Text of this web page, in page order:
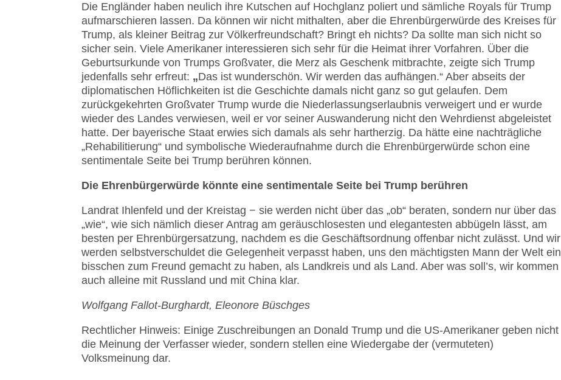
Die Engländer haben neulich ihre Kutschen auf Hochglanz poliert und sämliche Royals für Trump
auf­mar­schieren lassen. Da können wir nicht mithalten, aber die Ehren­bür­ger­würde des Kreises für
Trump, als klein­er Beitrag zur Völkerfreundschaft? Bringt eh nichts? Da sollte man sich nicht so
sicher sein. Viele Ame­rikaner interessieren sich sehr für die Heimat ihrer Vorfahren. Über die
Geburtsurkunde von Trumps Großvater, die Merz als Geschenk mitbrachte, zeigte sich Trump
jedenfalls sehr erfreut: „Das ist wunderschön. Wir werden das aufhängen.“ Aber abseits der
diplomatischen Höflichkeiten ist die Geschichte damals nicht ganz so gut gelaufen. Dem
zurückgekehrten Großvater Trump wurde die Niederlassungserlaubnis verweigert und er wurde
wieder des Landes verwie­sen, weil er vor seiner Auswanderung nicht den Wehrdienst abgeleistet
hatte. Der bayerische Staat erwies sich damals als sehr hartherzig. Da hätte eine nachträgliche
„Rehabi­litie­rung“ und symbolische Wieder­auf­nahme durch die Ehren­bürger­würde schon eine
sentimentale Seite bei Trump berühren können.
Die Ehren­bürger­würde könnte eine sentimentale Seite bei Trump berühren
Landrat Ihlenfeld und der Kreistag − sie werden nicht über das „ob“ beraten, sondern nur über das
„wie“, wie sich nämlich dieser Antrag am geräuschlosesten und elegantesten abbügeln lässt, am
besten per Ehrenbürgersatzung, nachdem es die Geschäftsordnung offenbar nicht zulässt. Und wir
werden selbstverschuldet die Gelegenheit verpasst haben, uns den mächtigsten Mann der Welt ein
bisschen zum Freund gemacht zu haben, als Landkreis und als Land. Aber was soll’s, wir kommen
auch alleine mit Russland und mit China klar.
Wolfgang Fallot-Burghardt, Eleonore Büschges
Rechtlicher Hinweis: Einige Zuschreibungen an Donald Trump und die US-Amerikaner geben nicht
die Meinung der Verfasser wieder, sondern stellen eine Wiedergabe der (vermuteten)
Volksmeinung dar.